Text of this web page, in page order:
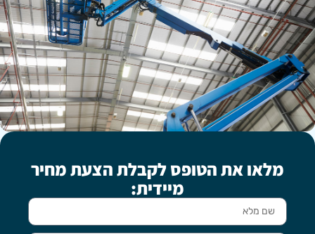
מלאו את הטופס לקבלת הצעת מחיר
מיידית: